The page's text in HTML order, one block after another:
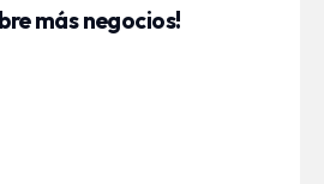
más negocios!